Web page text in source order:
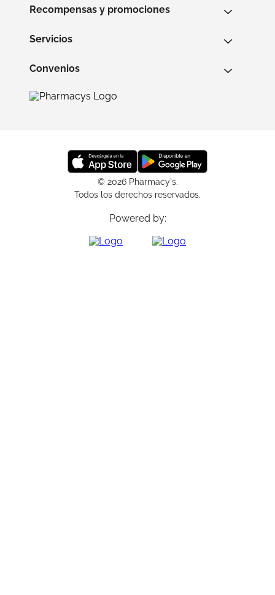
Recompensas y promociones
Servicios
Convenios
© 2026 Pharmacy's.
Todos los derechos reservados.
Powered by: